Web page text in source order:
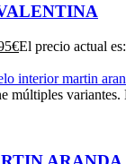
€El precio actual
múltiples